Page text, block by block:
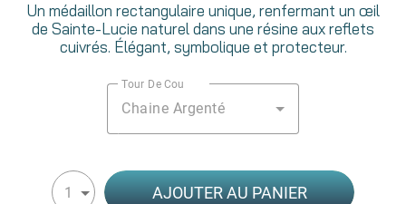
Un médaillon rectangulaire unique, renfermant un œil
de Sainte-Lucie naturel dans une résine aux reflets
cuivrés. Élégant, symbolique et protecteur.
Tour De Cou
Chaine Argenté
1 AJOUTER AU PANIER